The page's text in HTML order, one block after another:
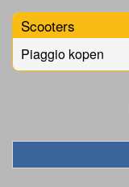
Scooters
Piaggio kopen